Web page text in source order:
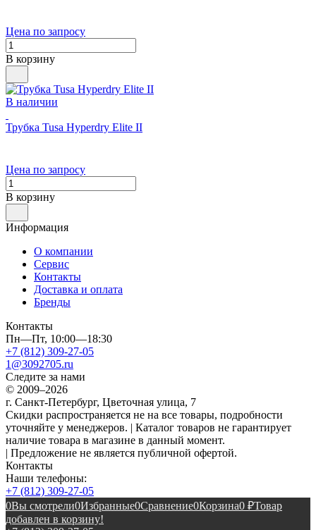
Цена по запросу
В корзину
В наличии
Трубка Tusa Hyperdry Elite II
Цена по запросу
В корзину
Информация
О компании
Сервис
Контакты
Доставка и оплата
Бренды
Контакты
Пн—Пт, 10:00—18:30
+7 (812) 309-27-05
1@3092705.ru
Следите за нами
© 2009–2026
г. Санкт-Петербург, Цветочная улица, 7
Скидки распространяется не на все товары, подробности
уточняйте у менеджеров. | Каталог товаров не гарантирует
наличие товара в магазине в данный момент.
| Предложение не является публичной офертой.
Контакты
Наши телефоны:
+7 (812) 309-27-05
0Вы смотрели0Избранные0Сравнение0Корзина0 ₽Товар
добавлен в корзину!